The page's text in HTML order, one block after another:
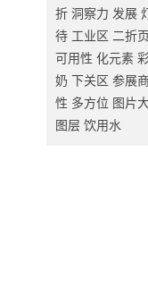
折 洞察力 发展
待 工业区 二折
可用性 化元素
奶 下关区 参展
性 多方位 图片
图层 饮用水